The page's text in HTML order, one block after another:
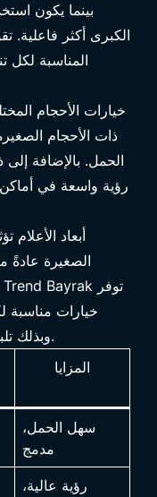
بينما يكون
الكبرى أكثر فاعلية.
المناسبة لكل
خيارات الأحجام
ذات الأحجام
الحمل. بالإضافة إلى
رؤية واسعة في أماكن
أبعاد الأعلام
الصغيرة عادةً
خيارات مناسبة
وبذلك تلبي طلبات عملائها بأفضل شكل ممكن.
المزايا
سهل الحمل،
مدمج
رؤية عالية،